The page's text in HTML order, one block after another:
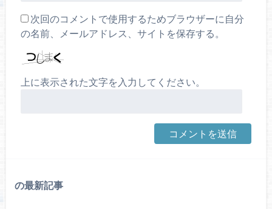
次回のコメントで使用するためブラウザーに自分
の名前、メールアドレス、サイトを保存する。
上に表示された文字を入力してください。
の最新記事